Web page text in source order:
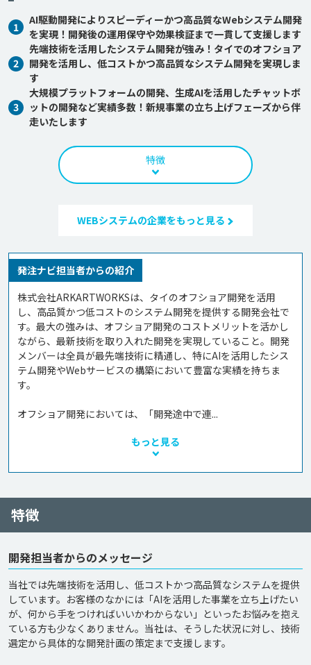
1
AI駆動開発によりスピーディーかつ高品質なWebシステム開発
を実現！開発後の運用保守や効果検証まで一貫して支援します
2
先端技術を活用したシステム開発が強み！タイでのオフショア
開発を活用し、低コストかつ高品質なシステム開発を実現しま
す
3
大規模プラットフォームの開発、生成AIを活用したチャットボ
ットの開発など実績多数！新規事業の立ち上げフェーズから伴
走いたします
特徴
WEBシステムの企業をもっと見る
発注ナビ担当者からの紹介
株式会社ARKARTWORKSは、タイのオフショア開発を活用
し、高品質かつ低コストのシステム開発を提供する開発会社で
す。最大の強みは、オフショア開発のコストメリットを活かし
ながら、最新技術を取り入れた開発を実現していること。開発
メンバーは全員が最先端技術に精通し、特にAIを活用したシス
テム開発やWebサービスの構築において豊富な実績を持ちま
す。
オフショア開発においては、「開発途中で連...
もっと見る
特徴
開発担当者からのメッセージ
当社では先端技術を活用し、低コストかつ高品質なシステムを提供
しています。お客様のなかには「AIを活用した事業を立ち上げたい
が、何から手をつければいいかわからない」といったお悩みを抱え
ている方も少なくありません。当社は、そうした状況に対し、技術
選定から具体的な開発計画の策定まで支援します。